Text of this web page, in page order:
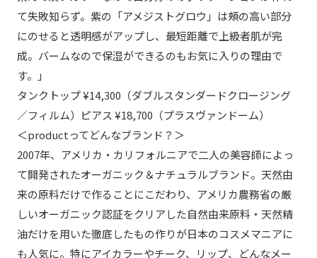
て失敗知らず。紫の「アメジストグロウ」は頰の高い部分
にのせると透明感がアップし、最短距離で上級者肌が完
成。バームなので保湿ができるのもお気に入りの理由で
す。」
タンクトップ ¥14,300（ダブルスタンダードクロージング
／フィルム）ピアス ¥18,700（プラスヴァンドーム）
＜productってどんなブランド？＞
2007年、アメリカ・カリフォルニアで二人の美容師によっ
て開発されたオーガニック＆ナチュラルブランド。天然由
来の原料だけで作ることにこだわり、アメリカ農務省の厳
しいオーガニック認証をクリアした自然由来原料・天然精
油だけを用いた徹底したもの作りが日本のコスメマニアに
も人気に。特にアイカラーやチーク、リップ、どんなメー